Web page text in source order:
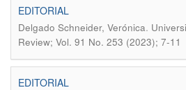
EDITORIAL
Delgado Schneider, Verónica.
Review; Vol. 91 No. 253 (2023); 7-11
EDITORIAL